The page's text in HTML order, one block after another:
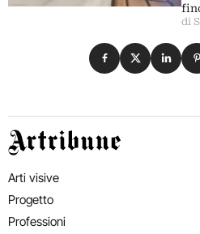
di
Condividi su
Condividi su
Artribune
Arti visive
Progetto
Professioni